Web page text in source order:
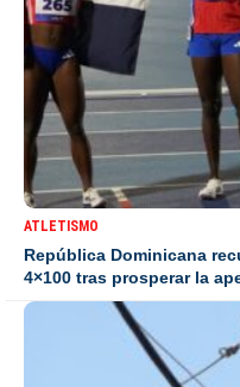
ATLETISMO
República Dominicana
4×100 tras prosperar la